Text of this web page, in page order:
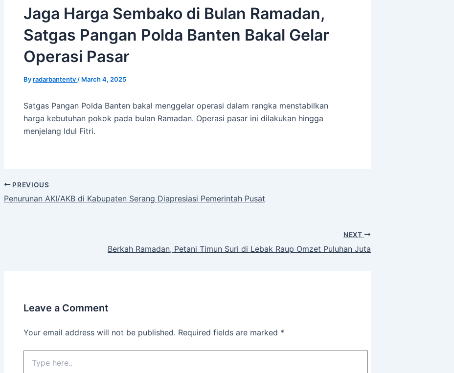
Jaga Harga Sembako di Bulan Ramadan,
Satgas Pangan Polda Banten Bakal Gelar
Operasi Pasar
Byradarbantentv / March 4, 2025
Satgas Pangan Polda Banten bakal menggelar operasi dalam rangka menstabilkan
harga kebutuhan pokok pada bulan Ramadan. Operasi pasar ini dilakukan hingga
menjelang Idul Fitri.
PREVIOUS
Penurunan AKI/AKB di Kabupaten Serang Diapresiasi Pemerintah Pusat
NEXT
Berkah Ramadan, Petani Timun Suri di Lebak Raup Omzet Puluhan Juta
Leave a Comment
Your email address will not be published. Required fields are marked *